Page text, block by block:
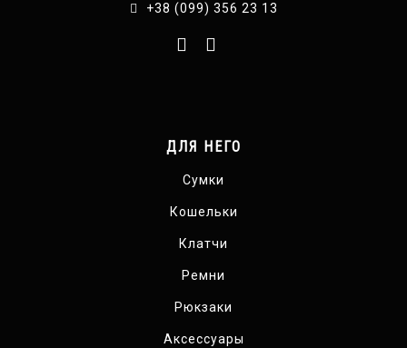
+38 (099) 356 23 13
ДЛЯ НЕГО
Сумки
Кошельки
Клатчи
Ремни
Рюкзаки
Аксессуары